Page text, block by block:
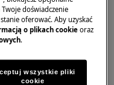
,litera H
i zmienia się
,
w
doświadczenie
oferować. Aby uzyskać
o plikach cookie oraz
.
wszystkie pliki
cookie